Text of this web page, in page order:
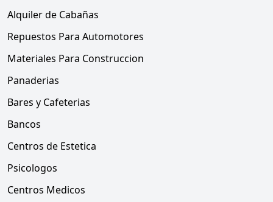
Alquiler de Cabañas
Repuestos Para Automotores
Materiales Para Construccion
Panaderias
Bares y Cafeterias
Bancos
Centros de Estetica
Psicologos
Centros Medicos